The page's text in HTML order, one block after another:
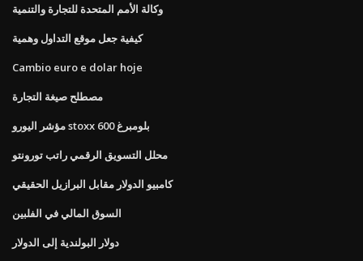
وكالة الأمم المتحدة للتجارة والتنمية
كيفية جعل موقع التداول وهمية
Cambio euro e dolar hoje
مصطلح صيغة التجارة
مؤشر اليورو stoxx 600 بلومبرغ
محلل التسويق الرقمي راتب تورونتو
كامبيو الدولار مقابل البرازيل الحقيقي
السوق المالي في الفلبين
دولار البولندية إلى الدولار